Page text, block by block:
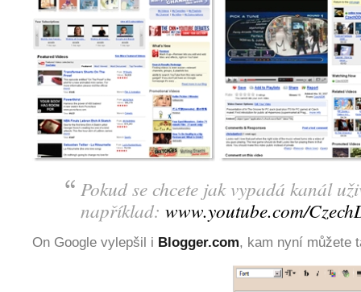
Pokud se chcete jak vypadá kanál
například: www.youtube.com/
On Google vylepšil i Blogger.com, kam nyní můžete